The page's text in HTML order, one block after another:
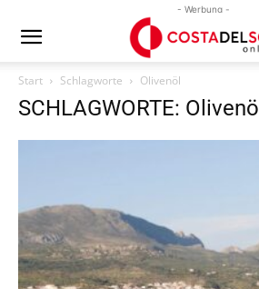
- Werbung -
Start Schlagworte Olivenöl
SCHLAGWORTE: Olivenöl